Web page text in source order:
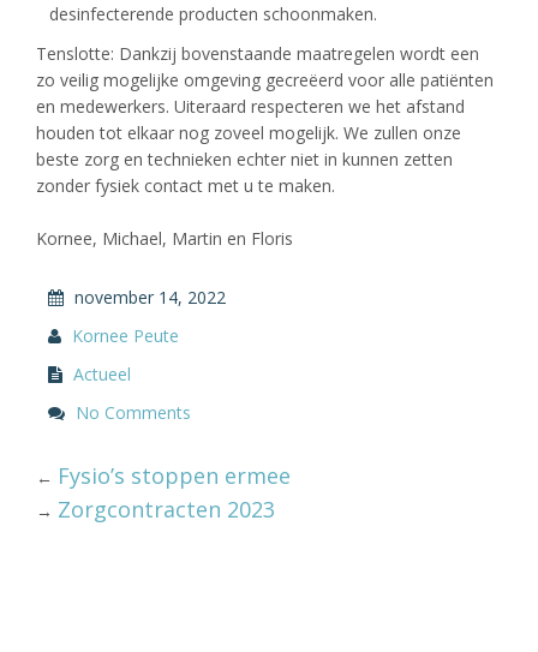
desinfecterende producten schoonmaken.
Tenslotte: Dankzij bovenstaande maatregelen wordt een
zo veilig mogelijke omgeving gecreëerd voor alle patiënten
en medewerkers. Uiteraard respecteren we het afstand
houden tot elkaar nog zoveel mogelijk. We zullen onze
beste zorg en technieken echter niet in kunnen zetten
zonder fysiek contact met u te maken.
Kornee, Michael, Martin en Floris
november 14, 2022
Kornee Peute
Actueel
No Comments
← Fysio’s stoppen ermee
→ Zorgcontracten 2023